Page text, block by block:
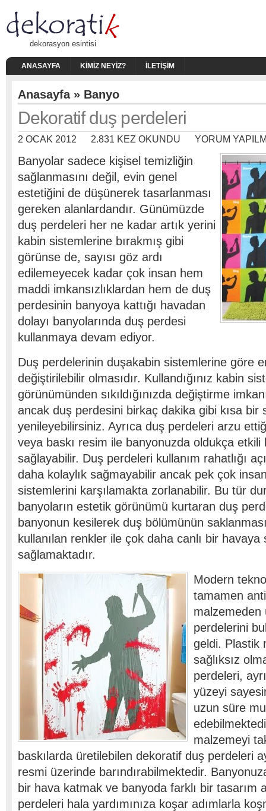
dekorasyon esintisi
ANASAYFA KIMIZ NEYIZ? İLETIŞIM
Anasayfa» Banyo
Dekoratif duş perdeleri
2 OCAK 2012 2.831 KEZ OKUNDU YORUM
Banyolar sadece kişisel temizliğin
sağlanmasını değil, evin genel
estetiğini de düşünerek tasarlanması
gereken alanlardandır. Günümüzde
duş perdeleri her ne kadar artık yerini
kabin sistemlerine bırakmış gibi
görünse de, sayısı göz ardı
edilemeyecek kadar çok insan hem
maddi imkansızlıklardan hem de duş
perdesinin banyoya kattığı havadan
dolayı banyolarında duş perdesi
kullanmaya devam ediyor.
Duş perdelerinin duşakabin sistemlerine göre
değiştirilebilir olmasıdır. Kullandığınız kabin
görünümünden sıkıldığınızda değiştirme
ancak duş perdesini birkaç dakika gibi kısa bir
yenileyebilirsiniz. Ayrıca duş perdeleri arzu
veya baskı resim ile banyonuzda oldukça etkili
sağlayabilir. Duş perdeleri kullanım rahatlığı
daha kolaylık sağmayabilir ancak pek çok
sistemlerini karşılamakta zorlanabilir. Bu tür
banyoların estetik görünümü kurtaran duş
banyonun kesilerek duş bölümünün
kullanılan renkler ile çok daha canlı bir havaya
sağlamaktadır.
Modern
tamamen
malzemeden
perdelerini
geldi. Plastik
sağlıksız
perdeleri,
yüzeyi
uzun süre
malzemeyi
baskılarda üretilebilen dekoratif duş perdeleri
resmi üzerinde barındırabilmektedir.
bir hava katmak ve banyoda farklı bir tasarım
perdeleri hala yardımınıza koşar adımlarla